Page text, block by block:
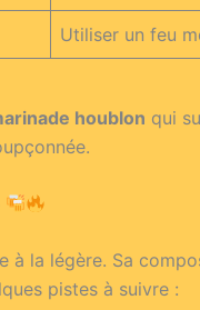
Utiliser un feu
houblon qui
la légère. Sa
pistes à suivre :